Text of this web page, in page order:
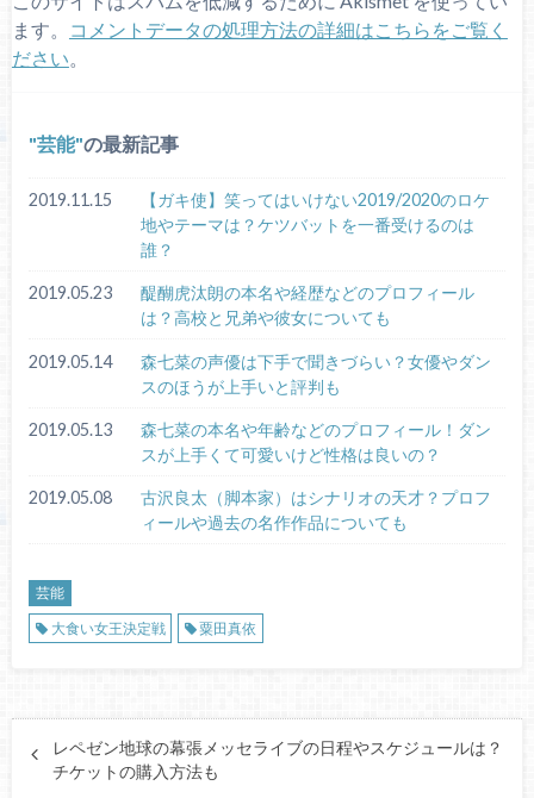
ます。
コメントデータの処理方法の詳細はこちらをご覧く
ださい。
芸能 の最新記事
2019.11.15
【ガキ使】笑ってはいけない2019/2020のロケ
地やテーマは？ケツバットを一番受けるのは
誰？
2019.05.23
醍醐虎汰朗の本名や経歴などのプロフィール
は？高校と兄弟や彼女についても
2019.05.14
森七菜の声優は下手で聞きづらい？女優やダン
スのほうが上手いと評判も
2019.05.13
森七菜の本名や年齢などのプロフィール！ダン
スが上手くて可愛いけど性格は良いの？
2019.05.08
古沢良太（脚本家）はシナリオの天才？プロフ
ィールや過去の名作作品についても
芸能
大食い女王決定戦
粟田真依
レペゼン地球の幕張メッセライブの日程やスケジュールは？
チケットの購入方法も